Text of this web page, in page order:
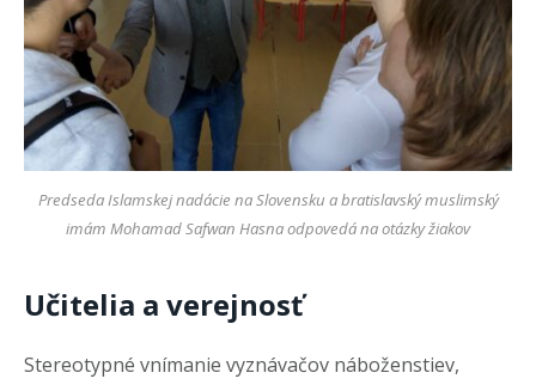
Predseda Islamskej nadácie na Slovensku a bratislavský muslimský
imám Mohamad Safwan Hasna odpovedá na otázky žiakov
Učitelia a verejnosť
Stereotypné vnímanie vyznávačov náboženstiev,